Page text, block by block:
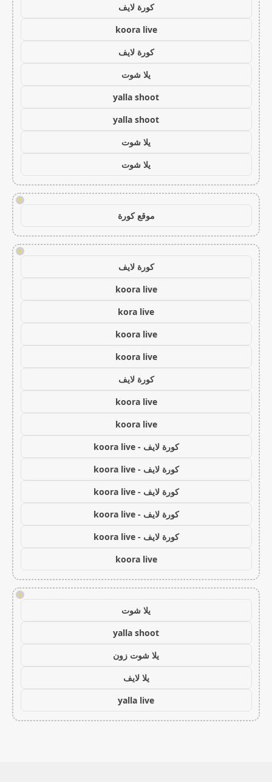
كورة لايف
koora live
كورة لايف
يلا شوت
yalla shoot
yalla shoot
يلا شوت
يلا شوت
!
موقع كورة
!
كورة لايف
koora live
kora live
koora live
koora live
كورة لايف
koora live
koora live
كورة لايف - koora live
كورة لايف - koora live
كورة لايف - koora live
كورة لايف - koora live
كورة لايف - koora live
koora live
!
يلا شوت
yalla shoot
يلا شوت زون
يلا لايف
yalla live